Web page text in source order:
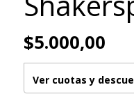
$5.000,00
Ver cuotas y